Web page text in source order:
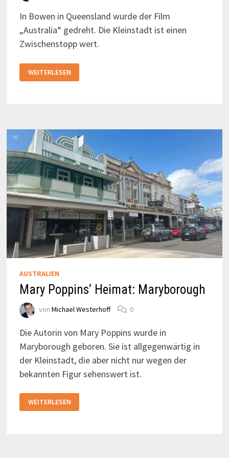
In Bowen in Queensland wurde der Film
„Australia“ gedreht. Die Kleinstadt ist einen
Zwischenstopp wert.
–
SANDSTRÄNDE,
WEITERLESEN
AUSTRALIEN
Mary Poppins‘ Heimat: Maryborough
von Michael Westerhoff 0
Die Autorin von Mary Poppins wurde in
Maryborough geboren. Sie ist allgegenwärtig in
der Kleinstadt, die aber nicht nur wegen der
bekannten Figur sehenswert ist.
MARY
POPPINS‘
HEIMAT:
WEITERLESEN